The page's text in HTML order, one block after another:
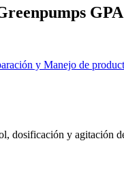
GPA
dosificación y agitación